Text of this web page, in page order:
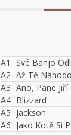
A1 Své Banjo
A2 Až Tě
A3 Ano, Pane
A4 Blizzard
A5 Jackson
A6 Jako Kotě Si